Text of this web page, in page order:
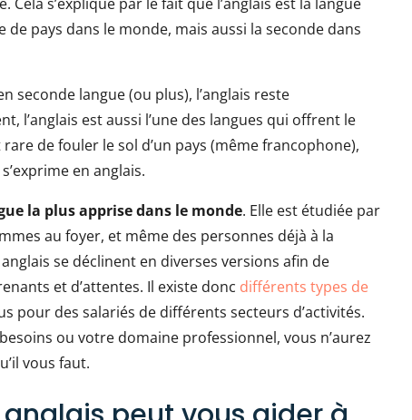
de pays dans le monde, mais aussi la seconde dans
seconde langue (ou plus), l’anglais reste
l’anglais est aussi l’une des langues qui offrent le
de fouler le sol d’un pays (même francophone),
en anglais.
la plus apprise dans le monde. Elle est étudiée par
au foyer, et même des personnes déjà à la
se déclinent en diverses versions afin de
et d’attentes. Il existe donc différents types de
pour des salariés de différents secteurs d’activités.
ou votre domaine professionnel, vous n’aurez
vous faut.